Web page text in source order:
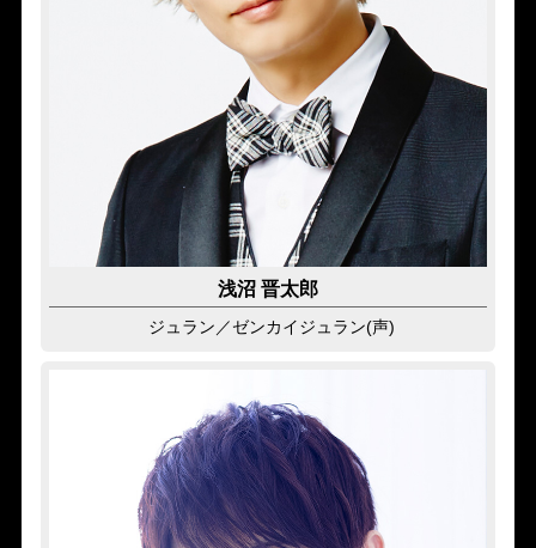
浅沼 晋太郎
ジュラン ／ゼンカイジュラン(声)